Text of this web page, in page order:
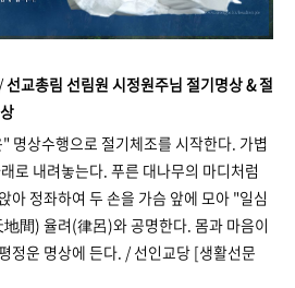
/선교총림 선림원 시정원주님 절기명상 & 절
" 명상수행으로 절기체조를 시작한다. 가볍
로 내려놓는다. 푸른 대나무의 마디처럼
아 정좌하여 두 손을 가슴 앞에 모아 "일심
間) 율려(律呂)와 공명한다. 몸과 마음이
정운 명상에 든다. / 선인교당 [생활선문